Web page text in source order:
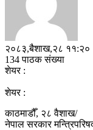
२०८३,बैशाख,२८ ११:२०
134 पाठक संख्या
शेयर :
शेयर :
काठमाडौँ, २८ वैशाख/
नेपाल सरकार